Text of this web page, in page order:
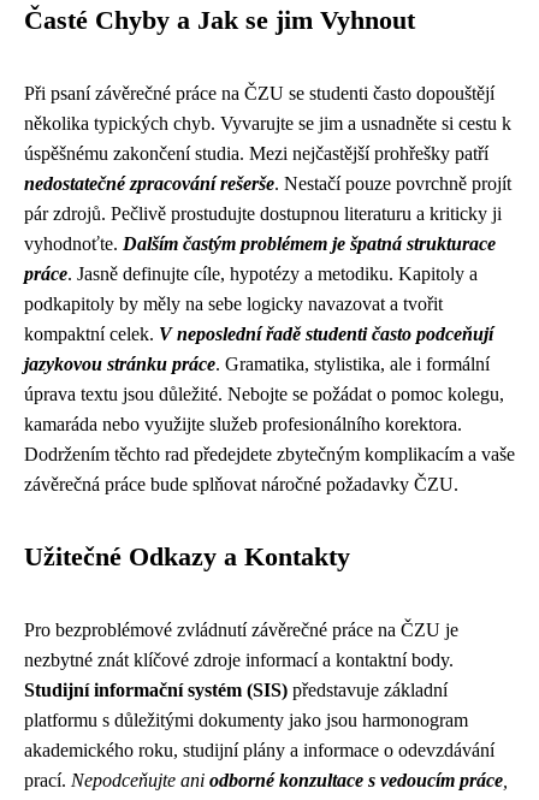
Časté Chyby a Jak se jim Vyhnout
Při psaní závěrečné práce na ČZU se studenti často dopouštějí
několika typických chyb. Vyvarujte se jim a usnadněte si cestu k
úspěšnému zakončení studia. Mezi nejčastější prohřešky patří
nedostatečné zpracování rešerše. Nestačí pouze povrchně projít
pár zdrojů. Pečlivě prostudujte dostupnou literaturu a kriticky ji
vyhodnoťte. Dalším častým problémem je špatná strukturace
práce. Jasně definujte cíle, hypotézy a metodiku. Kapitoly a
podkapitoly by měly na sebe logicky navazovat a tvořit
kompaktní celek. V neposlední řadě studenti často podceňují
jazykovou stránku práce. Gramatika, stylistika, ale i formální
úprava textu jsou důležité. Nebojte se požádat o pomoc kolegu,
kamaráda nebo využijte služeb profesionálního korektora.
Dodržením těchto rad předejdete zbytečným komplikacím a vaše
závěrečná práce bude splňovat náročné požadavky ČZU.
Užitečné Odkazy a Kontakty
Pro bezproblémové zvládnutí závěrečné práce na ČZU je
nezbytné znát klíčové zdroje informací a kontaktní body.
Studijní informační systém (SIS) představuje základní
platformu s důležitými dokumenty jako jsou harmonogram
akademického roku, studijní plány a informace o odevzdávání
prací. Nepodceňujte ani odborné konzultace s vedoucím práce